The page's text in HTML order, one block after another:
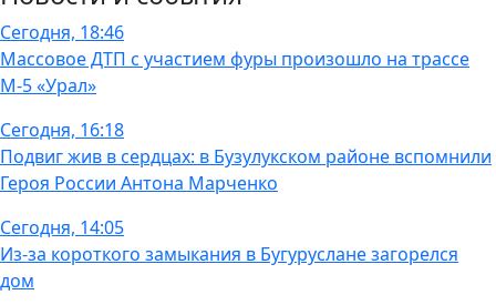
Сегодня, 18:46
Массовое ДТП с участием фуры произошло на трассе
М-5 «Урал»
Сегодня, 16:18
Подвиг жив в сердцах: в Бузулукском районе вспомнили
Героя России Антона Марченко
Сегодня, 14:05
Из-за короткого замыкания в Бугуруслане загорелся
дом